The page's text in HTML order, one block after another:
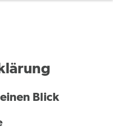
Blick